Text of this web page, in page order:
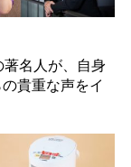
名人が、自身
貴重な声をイ